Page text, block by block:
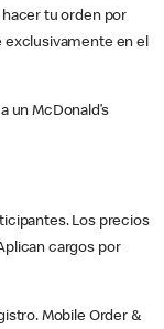
tu orden por
exclusivamente en el
un McDonald’s
Los precios
cargos por
Mobile Order &